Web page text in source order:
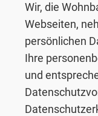
Wir, die
Webseiten,
persönlichen
Ihre
und